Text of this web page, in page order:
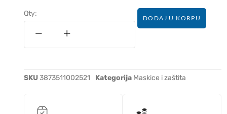
Qty:
DODAJ U KORPU
SKU3873511002521 Kategorija Maskice i zaštita